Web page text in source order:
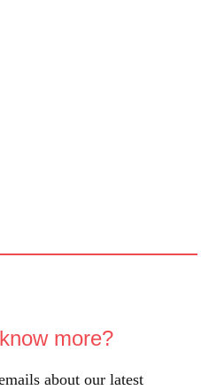
more?
about our latest